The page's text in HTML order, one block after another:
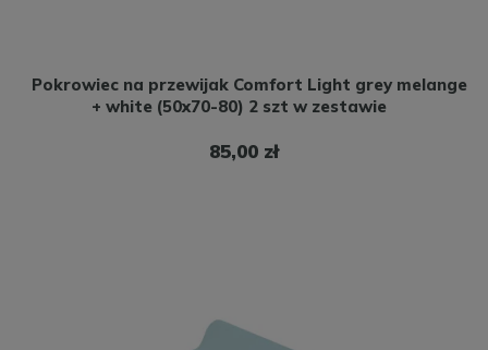
Pokrowiec na przewijak Comfort Light grey melange
+ white (50x70-80) 2 szt w zestawie
85,00 zł